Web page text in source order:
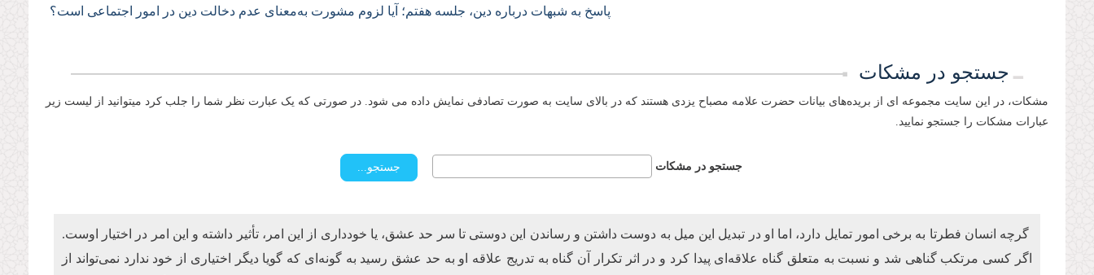
پاسخ به شبهات درباره دین،‌ جلسه هفتم؛ آیا لزوم مشورت به‌معنای عدم دخالت دین در امور اجتماعی است؟
جستجو در مشکات
مشکات، در این سایت مجموعه ای از بریده‌های بیانات حضرت علامه مصباح یزدی هستند که در بالای سایت به صورت تصادفی نمایش داده می شود. در صورتی که یک عبارت نظر شما را جلب کرد میتوانید از لیست زیر
عبارات مشکات را جستجو نمایید.
جستجو در مشکات
گرچه انسان فطرتا به برخی امور تمایل دارد، اما او در تبدیل این میل به دوست داشتن و رساندن این دوستی تا سر حد عشق، یا خودداری از این امر، تأثیر داشته و این امر در اختیار اوست.
اگر کسی مرتکب گناهی شد و نسبت به متعلق گناه علاقه‌ای پیدا کرد و در اثر تکرار آن گناه به تدریج علاقه او به حد عشق رسید به گونه‌ای که گویا دیگر اختیاری از خود ندارد نمی‌تواند از